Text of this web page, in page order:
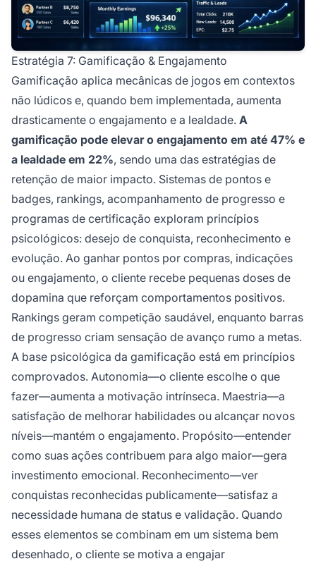
Estratégia 7: Gamificação & Engajamento
Gamificação aplica mecânicas de jogos em contextos
não lúdicos e, quando bem implementada, aumenta
drasticamente o engajamento e a lealdade. A
gamificação pode elevar o engajamento em até 47% e
a lealdade em 22%, sendo uma das estratégias de
retenção de maior impacto. Sistemas de pontos e
badges, rankings, acompanhamento de progresso e
programas de certificação exploram princípios
psicológicos: desejo de conquista, reconhecimento e
evolução. Ao ganhar pontos por compras, indicações
ou engajamento, o cliente recebe pequenas doses de
dopamina que reforçam comportamentos positivos.
Rankings geram competição saudável, enquanto barras
de progresso criam sensação de avanço rumo a metas.
A base psicológica da gamificação está em princípios
comprovados. Autonomia—o cliente escolhe o que
fazer—aumenta a motivação intrínseca. Maestria—a
satisfação de melhorar habilidades ou alcançar novos
níveis—mantém o engajamento. Propósito—entender
como suas ações contribuem para algo maior—gera
investimento emocional. Reconhecimento—ver
conquistas reconhecidas publicamente—satisfaz a
necessidade humana de status e validação. Quando
esses elementos se combinam em um sistema bem
desenhado, o cliente se motiva a engajar